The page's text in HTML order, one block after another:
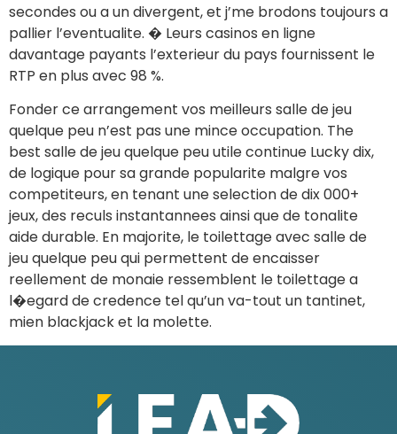
secondes ou a un divergent, et j’me brodons toujours a
pallier l’eventualite. � Leurs casinos en ligne
davantage payants l’exterieur du pays fournissent le
RTP en plus avec 98 %.
Fonder ce arrangement vos meilleurs salle de jeu
quelque peu n’est pas une mince occupation. The
best salle de jeu quelque peu utile continue Lucky dix,
de logique pour sa grande popularite malgre vos
competiteurs, en tenant une selection de dix 000+
jeux, des reculs instantannees ainsi que de tonalite
aide durable. En majorite, le toilettage avec salle de
jeu quelque peu qui permettent de encaisser
reellement de monaie ressemblent le toilettage a
l�egard de credence tel qu’un va-tout un tantinet,
mien blackjack et la molette.